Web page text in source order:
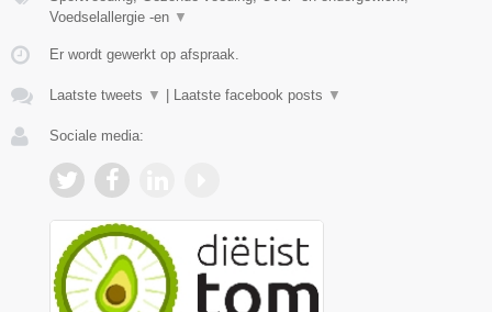
Voedselallergie -en ▼
Er wordt gewerkt op afspraak.
Laatste tweets ▼ | Laatste facebook posts ▼
Sociale media: